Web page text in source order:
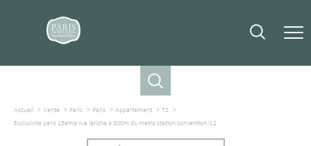
Accueil Vente Paris Paris Appartement T2
Exclusivite paris 15eme rue leriche a 300m du metro station convention l12